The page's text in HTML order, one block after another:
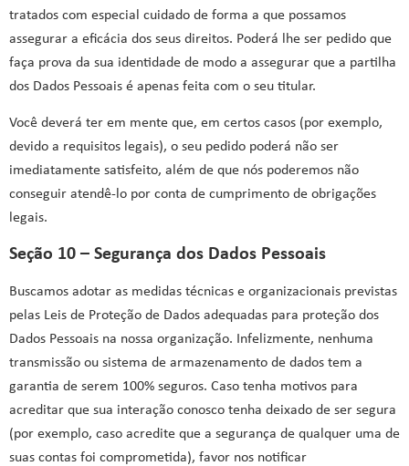
tratados com especial cuidado de forma a que possamos
assegurar a eficácia dos seus direitos. Poderá lhe ser pedido que
faça prova da sua identidade de modo a assegurar que a partilha
dos Dados Pessoais é apenas feita com o seu titular.
Você deverá ter em mente que, em certos casos (por exemplo,
devido a requisitos legais), o seu pedido poderá não ser
imediatamente satisfeito, além de que nós poderemos não
conseguir atendê-lo por conta de cumprimento de obrigações
legais.
Seção 10 – Segurança dos Dados Pessoais
Buscamos adotar as medidas técnicas e organizacionais previstas
pelas Leis de Proteção de Dados adequadas para proteção dos
Dados Pessoais na nossa organização. Infelizmente, nenhuma
transmissão ou sistema de armazenamento de dados tem a
garantia de serem 100% seguros. Caso tenha motivos para
acreditar que sua interação conosco tenha deixado de ser segura
(por exemplo, caso acredite que a segurança de qualquer uma de
suas contas foi comprometida), favor nos notificar